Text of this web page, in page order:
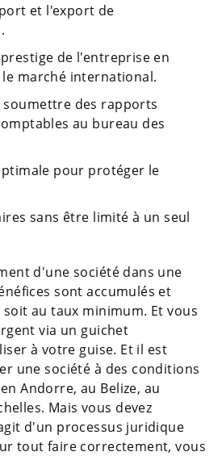
et l'export de
de l'entreprise en
marché international.
soumettre des rapports
au bureau des
pour protéger le
sans être limité à un seul
d'une société dans une
sont accumulés et
au taux minimum. Et vous
via un guichet
à votre guise. Et il est
une société à des conditions
Andorre, au Belize, au
Mais vous devez
d'un processus juridique
tout faire correctement, vous